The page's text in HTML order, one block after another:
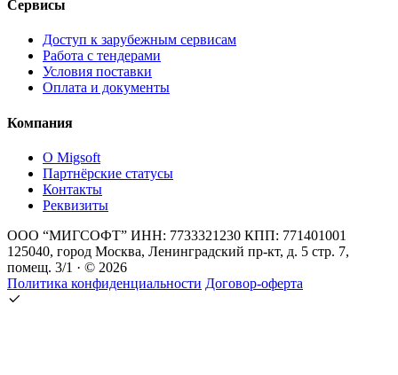
Сервисы
Доступ к зарубежным сервисам
Работа с тендерами
Условия поставки
Оплата и документы
Компания
О Migsoft
Партнёрские статусы
Контакты
Реквизиты
ООО “МИГСОФТ” ИНН: 7733321230 КПП: 771401001
125040, город Москва, Ленинградский пр-кт, д. 5 стр. 7,
помещ. 3/1 · © 2026
Политика конфиденциальности Договор-оферта